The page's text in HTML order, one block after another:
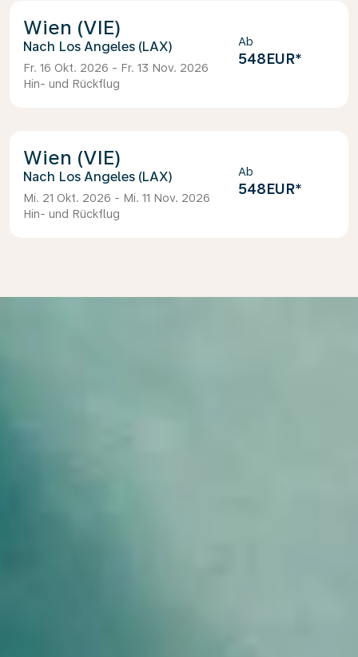
Wien (VIE)
Los Angeles (LAX)
Fr. 16 Okt. 2026 - Fr. 13 Nov. 2026
Hin- und Rückflug
Ab
548EUR*
Wien (VIE)
Los Angeles (LAX)
Mi. 21 Okt. 2026 - Mi. 11 Nov. 2026
Hin- und Rückflug
Ab
548EUR*